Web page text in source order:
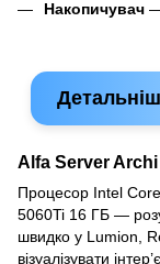
Накопичувач
Alfa Server Archi
Процесор Intel
5060Ti 16 ГБ —
швидко у Lumion,
візуалізувати